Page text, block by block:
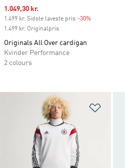
Sale price
1.049,30 kr.
1.499 kr. Sidste laveste pris -30%
1.499 kr. Originalpris
Originals All Over cardigan
Kvinder Performance
2 colours